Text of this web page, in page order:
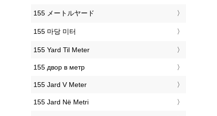
‎155 メートルヤード
‎155 마당 미터
‎155 Yard Til Meter
‎155 двор в метр
‎155 Jard V Meter
‎155 Jard Në Metri